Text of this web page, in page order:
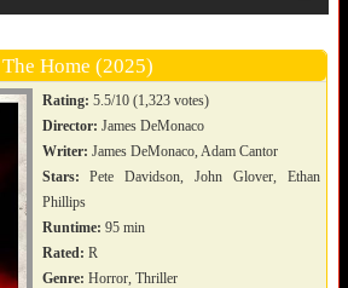
The Home (2025)
Rating: 5.5/10 (1,323 votes)
Director: James DeMonaco
Writer: James DeMonaco, Adam Cantor
Stars: Pete Davidson, John Glover, Ethan
Phillips
Runtime: 95 min
Rated: R
Genre: Horror, Thriller